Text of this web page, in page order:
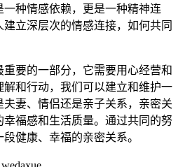
种情感依赖，更是一种精神连
立深层次的情感连接，如何共同
要的一部分，它需要用心经营和
和行动，我们可以建立和维护一
妻、情侣还是亲子关系，亲密关
福感和生活质量。通过共同的努
健康、幸福的亲密关系。